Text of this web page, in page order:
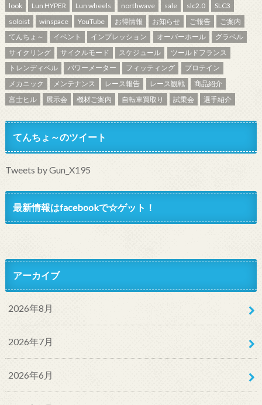
look Lun HYPER Lun wheels northwave sale slc2.0
SLC3
soloist
winspace YouTube お得情報 お知らせ ご報告
ご案内
てんちょ～
イベント インプレッション オーバーホール
グラベル
サイクリング
サイクルモード スケジュール
ツールドフランス
トレンディベル
パワーメーター フィッティング
プロテイン
メカニック
メンテナンス レース報告 レース観戦
商品紹介
富士ヒル
展示会 機材ご案内 自転車買取り 試乗会 選手紹介
てんちょ～のツイート
Tweets by Gun_X195
最新情報はfacebookで☆ゲット！
アーカイブ
2026年8月
2026年7月
2026年6月